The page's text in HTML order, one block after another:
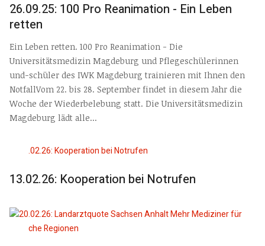
26.09.25: 100 Pro Reanimation - Ein Leben
retten
Ein Leben retten. 100 Pro Reanimation - Die
Universitätsmedizin Magdeburg und Pflegeschülerinnen
und-schüler des IWK Magdeburg trainieren mit Ihnen den
NotfallVom 22. bis 28. September findet in diesem Jahr die
Woche der Wiederbelebung statt. Die Universitätsmedizin
Magdeburg lädt alle...
13.02.26: Kooperation bei Notrufen